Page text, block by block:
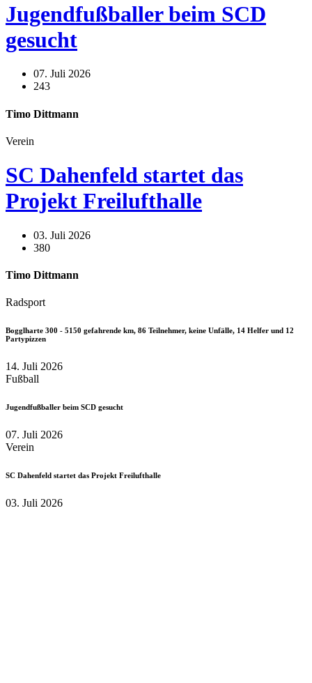
Jugendfußballer beim SCD
gesucht
07. Juli 2026
243
Timo Dittmann
Verein
SC Dahenfeld startet das
Projekt Freilufthalle
03. Juli 2026
380
Timo Dittmann
Radsport
Bogglharte 300 - 5150 gefahrende km, 86 Teilnehmer, keine Unfälle, 14 Helfer und 12
Partypizzen
14. Juli 2026
Fußball
Jugendfußballer beim SCD gesucht
07. Juli 2026
Verein
SC Dahenfeld startet das Projekt Freilufthalle
03. Juli 2026